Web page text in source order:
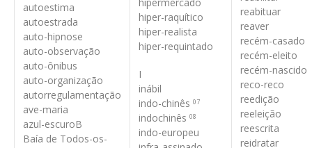
autoestima
autoestrada
auto-hipnose
auto-observação
auto-ônibus
auto-organização
autorregulamentação
ave-maria
azul-escuroB
Baía de Todos-os-
hipermercado
hiper-raquítico
hiper-realista
hiper-requintado
I
inábil
indo-chinês 07
indochinês 08
indo-europeu
reabituar
reaver
recém-casado
recém-eleito
recém-nascido
reco-reco
reedição
reeleição
reescrita
reidratar